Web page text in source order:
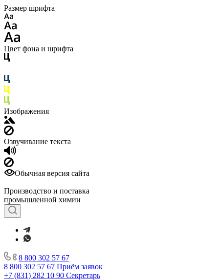
Размер шрифта
Цвет фона и шрифта
Изображения
Озвучивание текста
Обычная версия сайта
Производство и поставка
промышленной химии
8 800 302 57 67
8 800 302 57 67 Приём заявок
+7 (831) 282 10 90 Секретарь